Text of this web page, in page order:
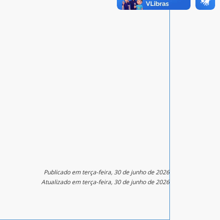
Publicado em terça-feira, 30 de junho de 2026
Atualizado em terça-feira, 30 de junho de 2026